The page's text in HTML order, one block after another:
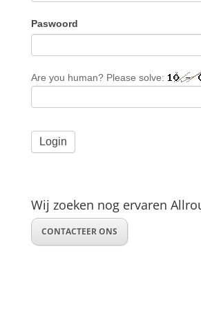
Paswoord
Are you human? Please solve:
Wij zoeken nog ervaren
CONTACTEER ONS